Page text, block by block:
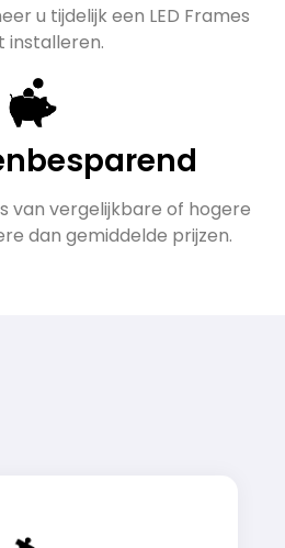
u tijdelijk een LED Frames
installeren.
van vergelijkbare of hogere
dan gemiddelde prijzen.